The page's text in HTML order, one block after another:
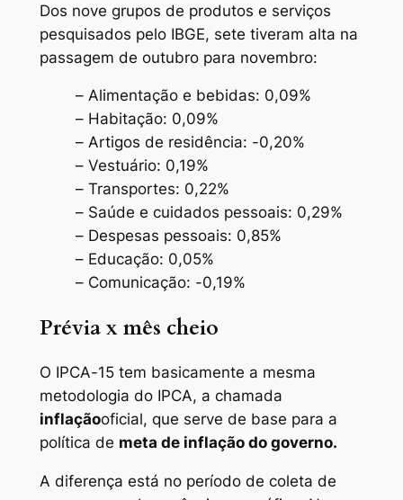
Dos nove grupos de produtos e serviços
pesquisados pelo IBGE, sete tiveram alta na
passagem de outubro para novembro:
– Alimentação e bebidas: 0,09%
– Habitação: 0,09%
– Artigos de residência: -0,20%
– Vestuário: 0,19%
– Transportes: 0,22%
– Saúde e cuidados pessoais: 0,29%
– Despesas pessoais: 0,85%
– Educação: 0,05%
– Comunicação: -0,19%
Prévia x mês cheio
O IPCA-15 tem basicamente a mesma
metodologia do IPCA, a chamada
inflaçãooficial, que serve de base para a
política de meta de inflação do governo.
A diferença está no período de coleta de